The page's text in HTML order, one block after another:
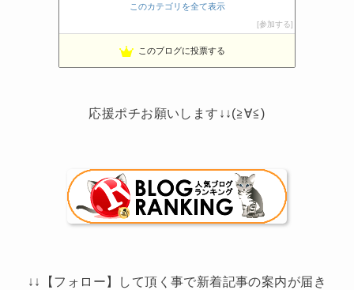
ボーダーコリーと床暖房のおうち
わたしの家づくり│ハウスメーカーで注文住宅を建てよう
このカテゴリを全て表示
参加する
このブログに投票する
応援ポチお願いします↓↓(≧∀≦)
↓↓【フォロー】して頂く事で新着記事の案内が届き